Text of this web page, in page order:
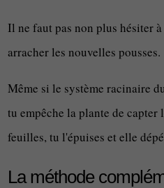
Il ne faut pas non plus hésiter
arracher les nouvelles pousses.
Même si le système racinaire
tu empêche la plante de capter
feuilles, tu l'épuises et elle
La méthode